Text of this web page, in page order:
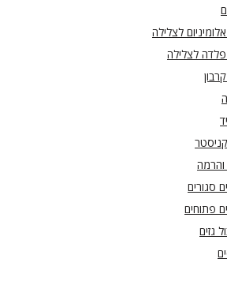
לצלילה
פלדה לצלילה
סגורים
פתוחים
גזים